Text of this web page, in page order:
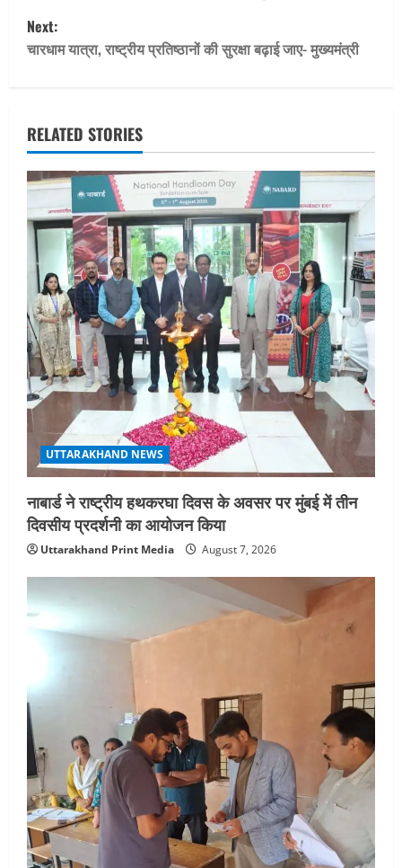
s
t
a
v
i
g
a
t
i
o
n
Next:
चारधाम यात्रा, राष्ट्रीय प्रतिष्ठानों की सुरक्षा बढ़ाई जाए- मुख्यमंत्री
RELATED STORIES
UTTARAKHAND NEWS
नाबार्ड ने राष्ट्रीय हथकरघा दिवस के अवसर पर मुंबई में तीन
दिवसीय प्रदर्शनी का आयोजन किया
Uttarakhand Print Media August 7, 2026